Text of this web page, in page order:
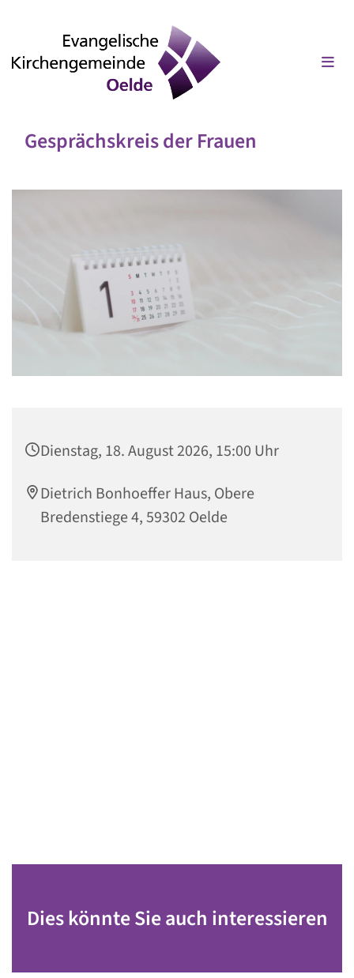
Gesprächskreis der Frauen
Dienstag, 18. August 2026, 15:00 Uhr
Dietrich Bonhoeffer Haus, Obere
Bredenstiege 4, 59302 Oelde
Dies könnte Sie auch interessieren